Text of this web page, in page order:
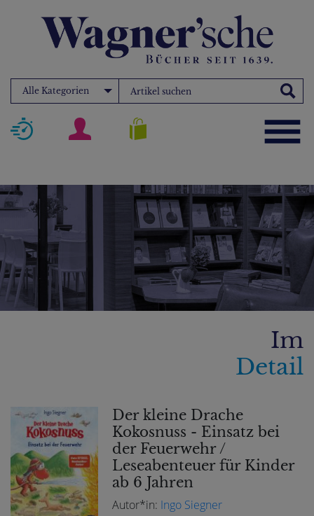
Alle Kategorien
Im
Detail
Der kleine Drache
Kokosnuss - Einsatz bei
der Feuerwehr /
Leseabenteuer für Kinder
ab 6 Jahren
Autor*in: Ingo Siegner